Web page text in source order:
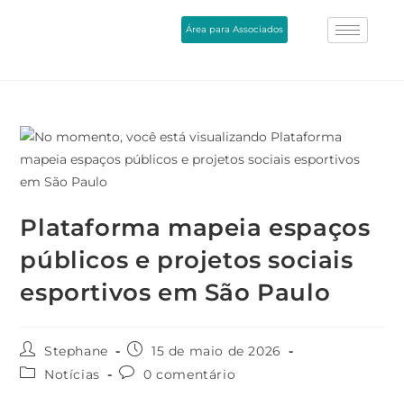
Área para Associados
Plataforma mapeia espaços
públicos e projetos sociais
esportivos em São Paulo
Stephane
15 de maio de 2026
Notícias
0 comentário